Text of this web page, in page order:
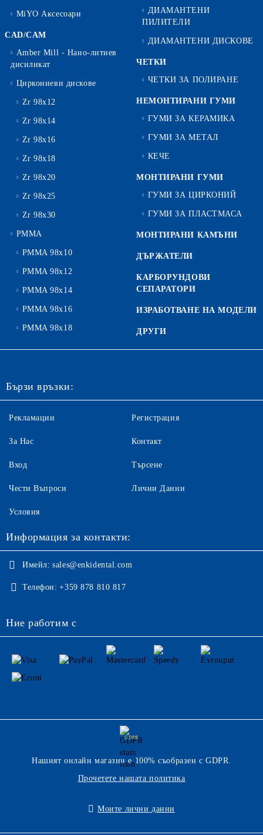
MiYO Аксесоари
CAD/CAM
Amber Mill - Нано-литиев
дисиликат
Циркониеви дискове
Zr 98x12
Zr 98x14
Zr 98x16
Zr 98x18
Zr 98x20
Zr 98x25
Zr 98x30
PMMA
PMMA 98x10
PMMA 98x12
PMMA 98x14
PMMA 98x16
PMMA 98x18
ДИАМАНТЕНИ
ПИЛИТЕЛИ
ДИАМАНТЕНИ ДИСКОВЕ
ЧЕТКИ
ЧЕТКИ ЗА ПОЛИРАНЕ
НЕМОНТИРАНИ ГУМИ
ГУМИ ЗА КЕРАМИКА
ГУМИ ЗА МЕТАЛ
КЕЧЕ
МОНТИРАНИ ГУМИ
ГУМИ ЗА ЦИРКОНИЙ
ГУМИ ЗА ПЛАСТМАСА
МОНТИРАНИ КАМЪНИ
ДЪРЖАТЕЛИ
КАРБОРУНДОВИ
СЕПАРАТОРИ
ИЗРАБОТВАНЕ НА МОДЕЛИ
ДРУГИ
Бързи връзки:
Рекламации
За Нас
Вход
Чести Въпроси
Регистрация
Контакт
Търсене
Лични Данни
Условия
Информация за контакти:
Имейл: sales@enkidental.com
Телефон: +359 878 810 817
Ние работим с
GDPR
Нашият онлайн магазин е 100% съобразен с GDPR.
Прочетете нашата политика
Моите лични данни